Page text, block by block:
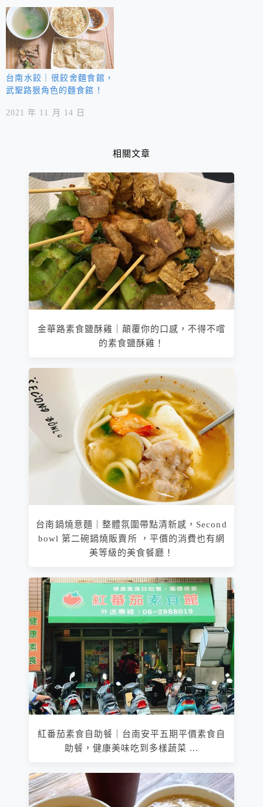
台南水餃｜很餃舍麵食館，
武聖路狠角色的麵食館！
2021 年 11 月 14 日
相關文章
金華路素食鹽酥雞｜顛覆你的口感，不得不嚐
的素食鹽酥雞！
台南鍋燒意麵｜整體氛圍帶點清新感，Second
bowl 第二碗鍋燒販賣所 ，平價的消費也有網
美等級的美食餐廳！
紅番茄素食自助餐｜台南安平五期平價素食自
助餐，健康美味吃到多樣蔬菜 ...